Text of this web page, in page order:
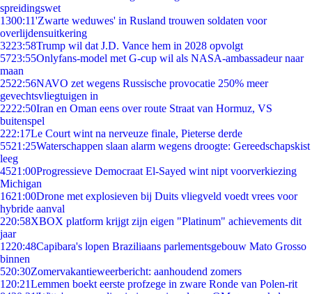
spreidingswet
1300:11'Zwarte weduwes' in Rusland trouwen soldaten voor
overlijdensuitkering
3223:58Trump wil dat J.D. Vance hem in 2028 opvolgt
5723:55Onlyfans-model met G-cup wil als NASA-ambassadeur naar
maan
2522:56NAVO zet wegens Russische provocatie 250% meer
gevechtsvliegtuigen in
2222:50Iran en Oman eens over route Straat van Hormuz, VS
buitenspel
222:17Le Court wint na nerveuze finale, Pieterse derde
5521:25Waterschappen slaan alarm wegens droogte: Gereedschapskist
leeg
4521:00Progressieve Democraat El-Sayed wint nipt voorverkiezing
Michigan
1621:00Drone met explosieven bij Duits vliegveld voedt vrees voor
hybride aanval
220:58XBOX platform krijgt zijn eigen "Platinum" achievements dit
jaar
1220:48Capibara's lopen Braziliaans parlementsgebouw Mato Grosso
binnen
520:30Zomervakantieweerbericht: aanhoudend zomers
1 20:21Lemmen boekt eerste profzege in zware Ronde van Polen-rit